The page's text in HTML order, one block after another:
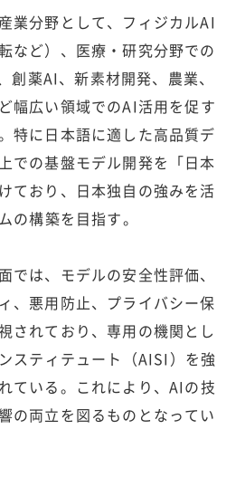
業分野として、フィジカルAI
など）、医療・研究分野での
創薬AI、新素材開発、農業、
幅広い領域でのAI活用を促す
特に日本語に適した高品質デ
での基盤モデル開発を「日本
ており、日本独自の強みを活
の構築を目指す。
では、モデルの安全性評価、
、悪用防止、プライバシー保
されており、専用の機関とし
スティテュート（AISI）を強
ている。これにより、AIの技
の両立を図るものとなってい